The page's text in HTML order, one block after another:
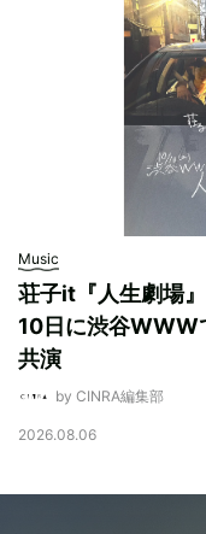
Music
荘子it『人生劇場
10日に渋谷
共演
by CINRA編集部
2026.08.06